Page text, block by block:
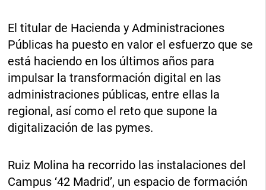
El titular de Hacienda y Administraciones
Públicas ha puesto en valor el esfuerzo que se
está haciendo en los últimos años para
impulsar la transformación digital en las
administraciones públicas, entre ellas la
regional, así como el reto que supone la
digitalización de las pymes.
Ruiz Molina ha recorrido las instalaciones del
Campus ‘42 Madrid’, un espacio de formación